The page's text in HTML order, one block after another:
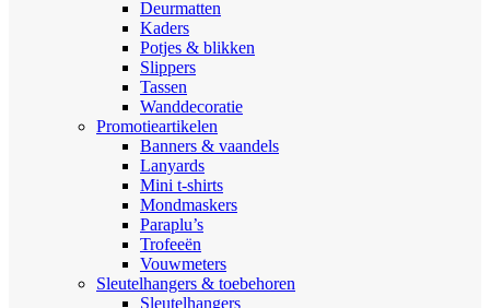
Deurmatten
Kaders
Potjes & blikken
Slippers
Tassen
Wanddecoratie
Promotieartikelen
Banners & vaandels
Lanyards
Mini t-shirts
Mondmaskers
Paraplu’s
Trofeeën
Vouwmeters
Sleutelhangers & toebehoren
Sleutelhangers